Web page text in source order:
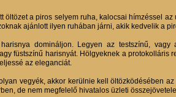
öltözet a piros selyem ruha, kalocsai hímzéssel
ajánlott ilyen ruhában járni, akik kedvelik a
domináljon. Legyen az testszínű,
füstszínű harisnyát. Hölgyeknek a protokolláris
az eleganciát.
vegyék, akkor kerülnie kell öltözködésében
de nem megfelelő hivatalos üzleti